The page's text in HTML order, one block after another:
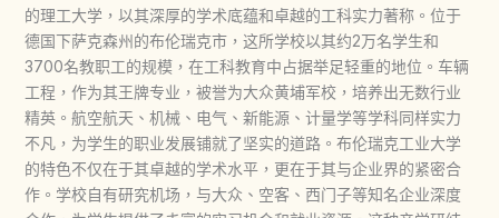
的理工大学，以其深厚的学术底蕴和卓越的工科实力著称。位于
德国下萨克森州的布伦瑞克市，这所学校以其约2万名学生和
3700名教职工的规模，在工科教育中占据举足轻重的地位。车辆
工程，作为其王牌专业，被誉为大众黄埔军校，培养出无数行业
精英。航空航天、机械、电气、新能源、计量学等学科同样实力
不凡，为学生的职业发展铺就了坚实的道路。布伦瑞克工业大学
的特色不仅在于其卓越的学术水平，更在于其与企业界的紧密合
作。学校自有研究机场，与大众、空客、西门子等知名企业深度